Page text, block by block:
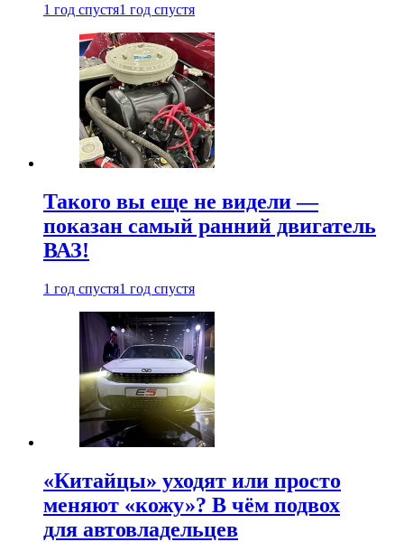
1 год спустя1 год спустя
Такого вы еще не видели —
показан самый ранний двигатель
ВАЗ!
1 год спустя1 год спустя
«Китайцы» уходят или просто
меняют «кожу»? В чём подвох
для автовладельцев